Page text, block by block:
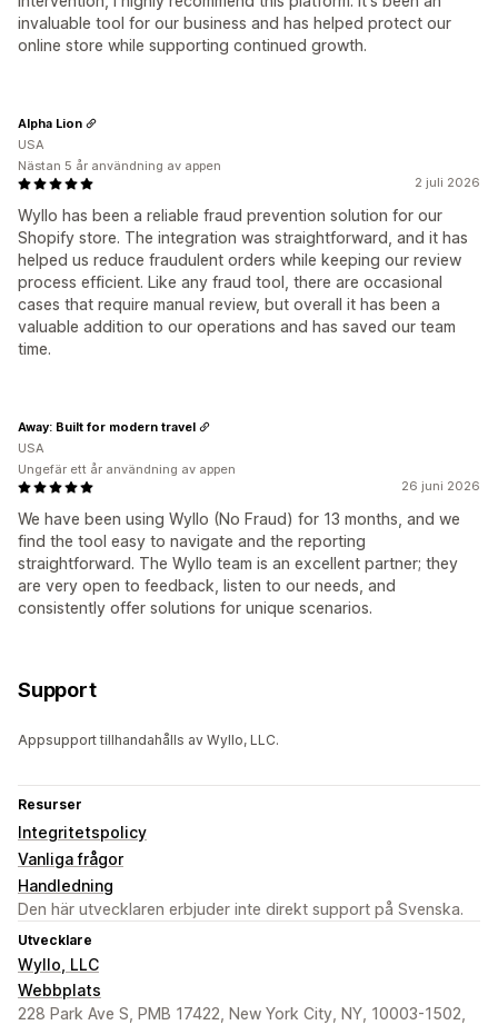
invaluable tool for our business and has helped protect our
online store while supporting continued growth.
2 juli 2026
Wyllo has been a reliable fraud prevention solution for our
Shopify store. The integration was straightforward, and it has
helped us reduce fraudulent orders while keeping our review
process efficient. Like any fraud tool, there are occasional
cases that require manual review, but overall it has been a
valuable addition to our operations and has saved our team
time.
Alpha Lion
USA
Nästan 5 år användning av appen
26 juni 2026
We have been using Wyllo (No Fraud) for 13 months, and we
find the tool easy to navigate and the reporting
straightforward. The Wyllo team is an excellent partner; they
are very open to feedback, listen to our needs, and
consistently offer solutions for unique scenarios.
Away: Built for modern travel
USA
Ungefär ett år användning av appen
Support
Appsupport tillhandahålls av Wyllo, LLC.
Resurser
Integritetspolicy
Vanliga frågor
Handledning
Den här utvecklaren erbjuder inte direkt support på Svenska.
Utvecklare
Wyllo, LLC
Webbplats
228 Park Ave S, PMB 17422, New York City, NY, 10003-1502,